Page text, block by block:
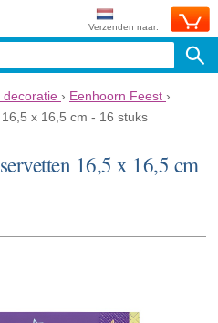
Verzenden naar:
› Eenhoorn Feest ›
x 16,5 cm - 16 stuks
16,5 x 16,5 cm